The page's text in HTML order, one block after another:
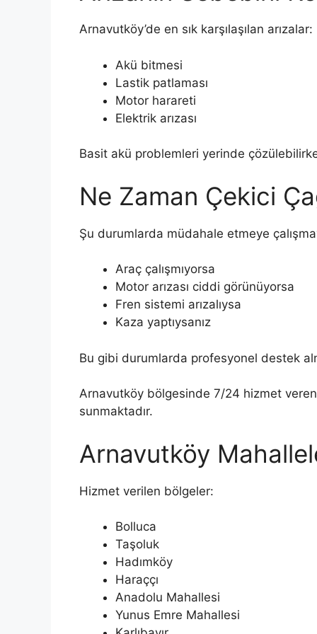
Arnavutköy’de en sık karşılaşılan arızalar:
Akü bitmesi
Lastik patlaması
Motor harareti
Elektrik arızası
Basit akü problemleri yerinde
Ne Zaman Çekici
Şu durumlarda müdahale etmeye
Araç çalışmıyorsa
Motor arızası ciddi görünüyorsa
Fren sistemi arızalıysa
Kaza yaptıysanız
Bu gibi durumlarda profesyonel destek
Arnavutköy bölgesinde 7/24 hizmet
sunmaktadır.
Arnavutköy
Hizmet verilen bölgeler:
Bolluca
Taşoluk
Hadımköy
Haraççı
Anadolu Mahallesi
Yunus Emre Mahallesi